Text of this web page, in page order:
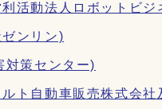
活動法人ロボットビジ
ンリン)
対策センター)
ト自動車販売株式会